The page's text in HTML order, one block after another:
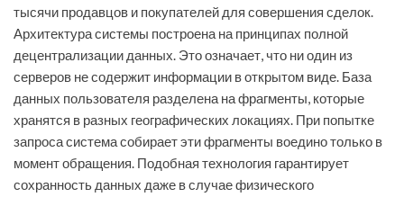
тысячи продавцов и покупателей для совершения сделок.
Архитектура системы построена на принципах полной
децентрализации данных. Это означает, что ни один из
серверов не содержит информации в открытом виде. База
данных пользователя разделена на фрагменты, которые
хранятся в разных географических локациях. При попытке
запроса система собирает эти фрагменты воедино только в
момент обращения. Подобная технология гарантирует
сохранность данных даже в случае физического